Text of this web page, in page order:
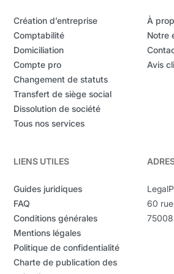
vous faire gagner du temps.
utilisable par des personnes qui
rien à la comptabilité, il vous
une compta impeccable sans
manuelle.
Création d’entreprise
Comptabilité
Domiciliation
Compte pro
Changement de statuts
Transfert de siège social
Dissolution de société
Tous nos services
À
Notre
Avis
LIENS UTILES
Guides juridiques
FAQ
Conditions générales
Mentions légales
Politique de confidentialité
Charte de publication des
60